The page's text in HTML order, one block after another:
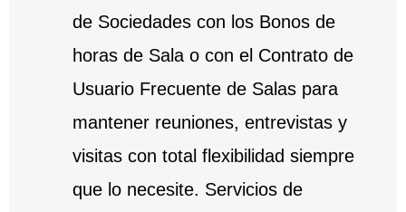
de Sociedades con los Bonos de
horas de Sala o con el Contrato de
Usuario Frecuente de Salas para
mantener reuniones, entrevistas y
visitas con total flexibilidad siempre
que lo necesite. Servicios de